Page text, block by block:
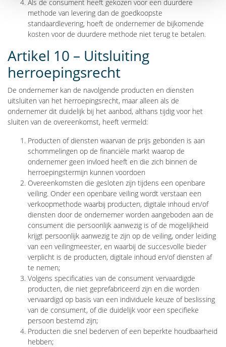
Als de consument heeft gekozen voor een duurdere
methode van levering dan de goedkoopste
standaardlevering, hoeft de ondernemer de bijkomende
kosten voor de duurdere methode niet terug te betalen.
Artikel 10 – Uitsluiting
herroepingsrecht
De ondernemer kan de navolgende producten en diensten
uitsluiten van het herroepingsrecht, maar alleen als de
ondernemer dit duidelijk bij het aanbod, althans tijdig voor het
sluiten van de overeenkomst, heeft vermeld:
Producten of diensten waarvan de prijs gebonden is aan
schommelingen op de financiële markt waarop de
ondernemer geen invloed heeft en die zich binnen de
herroepingstermijn kunnen voordoen
Overeenkomsten die gesloten zijn tijdens een openbare
veiling. Onder een openbare veiling wordt verstaan een
verkoopmethode waarbij producten, digitale inhoud en/of
diensten door de ondernemer worden aangeboden aan de
consument die persoonlijk aanwezig is of de mogelijkheid
krijgt persoonlijk aanwezig te zijn op de veiling, onder leiding
van een veilingmeester, en waarbij de succesvolle bieder
verplicht is de producten, digitale inhoud en/of diensten af
te nemen;
Volgens specificaties van de consument vervaardigde
producten, die niet geprefabriceerd zijn en die worden
vervaardigd op basis van een individuele keuze of beslissing
van de consument, of die duidelijk voor een specifieke
persoon bestemd zijn;
Producten die snel bederven of een beperkte houdbaarheid
hebben;